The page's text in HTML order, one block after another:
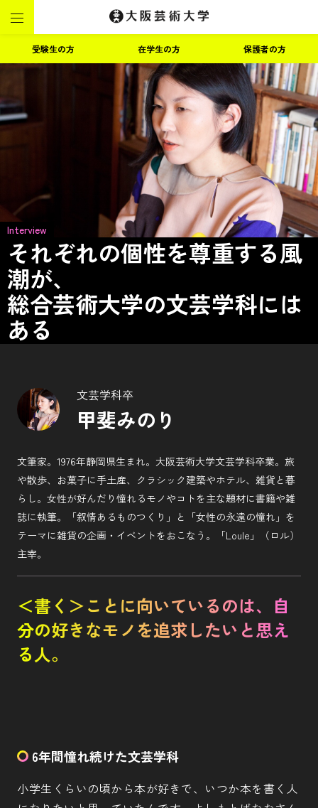
受験生の方 在学生の方 保護者の方
Interview
それぞれの個性を尊重する風
潮が、
総合芸術大学の文芸学科には
ある
文芸学科卒
甲斐みのり
文筆家。1976年静岡県生まれ。大阪芸術大学文芸学科卒業。旅
や散歩、お菓子に手土産、クラシック建築やホテル、雑貨と暮
らし。女性が好んだり憧れるモノやコトを主な題材に書籍や雑
誌に執筆。「叙情あるものつくり」と「女性の永遠の憧れ」を
テーマに雑貨の企画・イベントをおこなう。「Loule」（ロル）
主宰。
＜書く＞ことに向いているのは、自
分の好きなモノを追求したいと思え
る人。
6年間憧れ続けた文芸学科
小学生くらいの頃から本が好きで、いつか本を書く人